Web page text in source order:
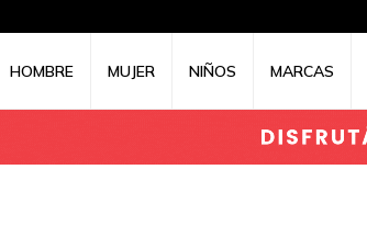
HOMBRE MUJER NIÑOS MARCAS